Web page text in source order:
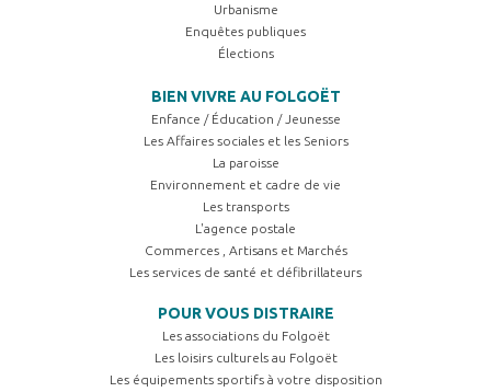
Urbanisme
Enquêtes publiques
Élections
BIEN VIVRE AU FOLGOËT
Enfance / Éducation / Jeunesse
Les Affaires sociales et les Seniors
La paroisse
Environnement et cadre de vie
Les transports
L'agence postale
Commerces , Artisans et Marchés
Les services de santé et défibrillateurs
POUR VOUS DISTRAIRE
Les associations du Folgoët
Les loisirs culturels au Folgoët
Les équipements sportifs à votre disposition